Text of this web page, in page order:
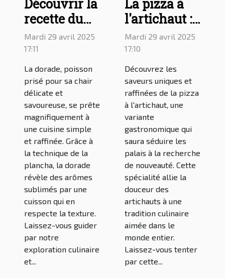
Découvrir la
recette du
filet de
dorade à la
plancha
Mardi 29 avril 2025
17:11
La dorade, poisson
prisé pour sa chair
délicate et
savoureuse, se prête
magnifiquement à
une cuisine simple
et raffinée. Grâce à
la technique de la
plancha, la dorade
révèle des arômes
sublimés par une
cuisson qui en
respecte la texture.
Laissez-vous guider
par notre
exploration culinaire
et...
La pizza à
l'artichaut :
une
délicieuse
variante à
découvrir
Mardi 29 avril 2025
17:10
Découvrez les
saveurs uniques et
raffinées de la pizza
à l'artichaut, une
variante
gastronomique qui
saura séduire les
palais à la recherche
de nouveauté. Cette
spécialité allie la
douceur des
artichauts à une
tradition culinaire
aimée dans le
monde entier.
Laissez-vous tenter
par cette...